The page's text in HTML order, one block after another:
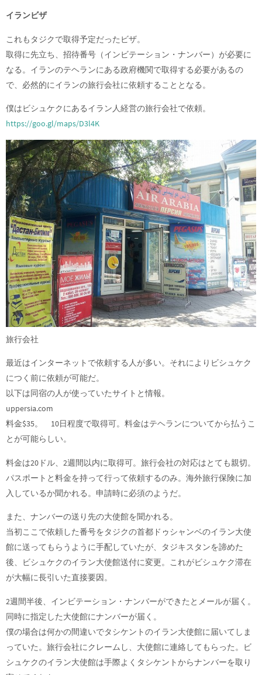
イランビザ
これもタジクで取得予定だったビザ。
取得に先立ち、招待番号（インビテーション・ナンバー）が必要に
なる。イランのテヘランにある政府機関で取得する必要があるの
で、必然的にイランの旅行会社に依頼することとなる。
僕はビシュケクにあるイラン人経営の旅行会社で依頼。
https://goo.gl/maps/D3l4K
旅行会社
最近はインターネットで依頼する人が多い。それによりビシュケク
につく前に依頼が可能だ。
以下は同宿の人が使っていたサイトと情報。
uppersia.com
料金$35。 10日程度で取得可。料金はテヘランについてから払うこ
とが可能らしい。
料金は20ドル、2週間以内に取得可。旅行会社の対応はとても親切。
パスポートと料金を持って行って依頼するのみ。海外旅行保険に加
入しているか聞かれる。申請時に必須のようだ。
また、ナンバーの送り先の大使館を聞かれる。
当初ここで依頼した番号をタジクの首都ドゥシャンベのイラン大使
館に送ってもらうように手配していたが、タジキスタンを諦めた
後、ビシュケクのイラン大使館送付に変更。これがビシュケク滞在
が大幅に長引いた直接要因。
2週間半後、インビテーション・ナンバーができたとメールが届く。
同時に指定した大使館にナンバーが届く。
僕の場合は何かの間違いでタシケントのイラン大使館に届いてしま
っていた。旅行会社にクレームし、大使館に連絡してもらった。ビ
シュケクのイラン大使館は手際よくタシケントからナンバーを取り